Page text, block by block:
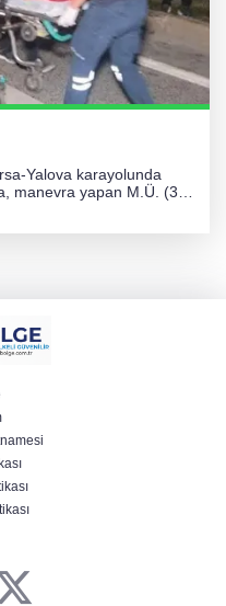
Yalova karayolunda
manevra yapan M.Ü. (35)